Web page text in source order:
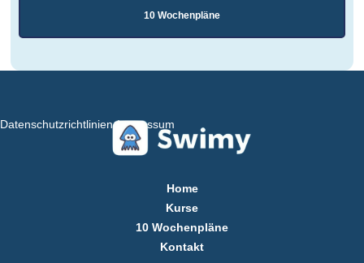
10 Wochenpläne
Datenschutzrichtlinien Impressum
Home
Kurse
10 Wochenpläne
Kontakt